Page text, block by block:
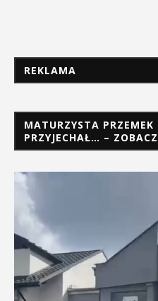
REKLAMA
MATURZYSTA
PRZYJECHAŁ… –
Odtwarzacz